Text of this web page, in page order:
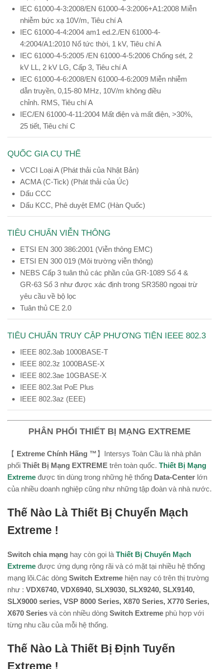
IEC 61000-4-3:2008/EN 61000-4-3:2006+A1:2008 Miễn
nhiễm bức xạ 10V/m, Tiêu chí A
IEC 61000-4-4:2004 am1 ed.2./EN 61000-4-
4:2004/A1:2010 Nổ tức thời, 1 kV, Tiêu chí A
IEC 61000-4-5:2005 /EN 61000-4-5:2006 Chống sét, 2
kV LL, 2 kV LG, Cấp 3, Tiêu chí A
IEC 61000-4-6:2008/EN 61000-4-6:2009 Miễn nhiễm
dẫn truyền, 0,15-80 MHz, 10V/m không điều
chỉnh. RMS, Tiêu chí A
IEC/EN 61000-4-11:2004 Mất điện và mất điện, >30%,
25 tiết, Tiêu chí C
QUỐC GIA CỤ THỂ
VCCI Loại A (Phát thải của Nhật Bản)
ACMA (C-Tick) (Phát thải của Úc)
Dấu CCC
Dấu KCC, Phê duyệt EMC (Hàn Quốc)
TIÊU CHUẨN VIỄN THÔNG
ETSI EN 300 386:2001 (Viễn thông EMC)
ETSI EN 300 019 (Môi trường viễn thông)
NEBS Cấp 3 tuân thủ các phần của GR-1089 Số 4 &
GR-63 Số 3 như được xác định trong SR3580 ngoại trừ
yêu cầu về bộ lọc
Tuân thủ CE 2.0
TIÊU CHUẨN TRUY CẬP PHƯƠNG TIỆN IEEE 802.3
IEEE 802.3ab 1000BASE-T
IEEE 802.3z 1000BASE-X
IEEE 802.3ae 10GBASE-X
IEEE 802.3at PoE Plus
IEEE 802.3az (EEE)
PHÂN PHỐI THIẾT BỊ MẠNG EXTREME
【 Extreme Chính Hãng ™】Intersys Toàn Cầu là nhà phân
phối Thiết Bị Mạng EXTREME trên toàn quốc. Thiết Bị Mạng
Extreme được tin dùng trong những hệ thống Data-Center lớn
của nhiều doanh nghiệp cũng như những tập đoàn và nhà nước.
Thế Nào Là Thiết Bị Chuyển Mạch
Extreme !
Switch chia mạng hay còn gọi là Thiết Bị Chuyển Mạch
Extreme được ứng dụng rộng rãi và có mặt tại nhiều hệ thống
mạng lõi.Các dòng Switch Extreme hiện nay có trên thị trường
như : VDX6740, VDX6940, SLX9030, SLX9240, SLX9140,
SLX9000 series, VSP 8000 Series, X870 Series, X770 Series,
X670 Series và còn nhiều dòng Switch Extreme phù hợp với
từng nhu cầu của mỗi hệ thống.
Thế Nào Là Thiết Bị Định Tuyến
Extreme !